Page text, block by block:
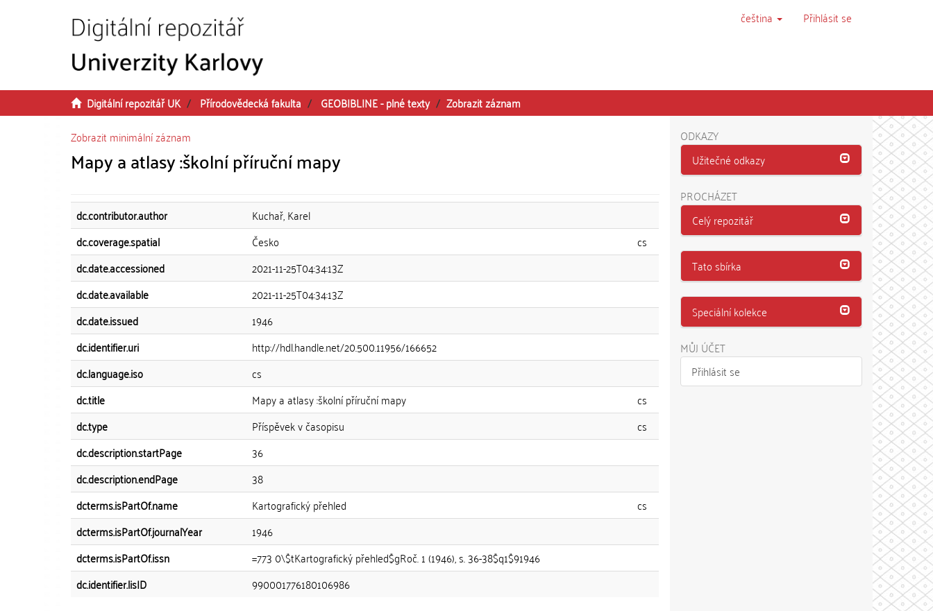
čeština Přihlásit se
Digitální repozitář UK Přírodovědecká fakulta GEOBIBLINE - plné texty
Zobrazit záznam
Zobrazit minimální záznam
Mapy a atlasy :školní příruční mapy
dc.contributor.author
Kuchař, Karel
dc.coverage.spatial
Česko
cs
dc.date.accessioned
2021-11-25T04:34:13Z
dc.date.available
2021-11-25T04:34:13Z
dc.date.issued
1946
dc.identifier.uri
http://hdl.handle.net/20.500.11956/166652
dc.language.iso
cs
dc.title
Mapy a atlasy :školní příruční mapy
cs
dc.type
Příspěvek v časopisu
cs
dc.description.startPage
36
dc.description.endPage
38
dcterms.isPartOf.name
Kartografický přehled
cs
dcterms.isPartOf.journalYear
1946
dcterms.isPartOf.issn
=773 0\$tKartografický přehled$gRoč. 1 (1946), s. 36-38$q1$91946
dc.identifier.lisID
990001776180106986
ODKAZY
Užitečné odkazy
PROCHÁZET
Celý repozitář
Tato sbírka
Speciální kolekce
MŮJ ÚČET
Přihlásit se